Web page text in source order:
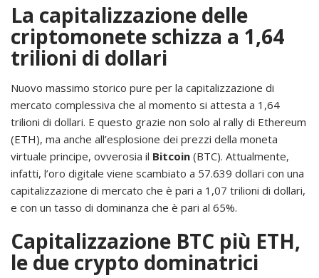
La capitalizzazione delle
criptomonete schizza a 1,64
trilioni di dollari
Nuovo massimo storico pure per la capitalizzazione di
mercato complessiva che al momento si attesta a 1,64
trilioni di dollari. E questo grazie non solo al rally di Ethereum
(ETH), ma anche all’esplosione dei prezzi della moneta
virtuale principe, ovverosia il Bitcoin (BTC). Attualmente,
infatti, l’oro digitale viene scambiato a 57.639 dollari con una
capitalizzazione di mercato che è pari a 1,07 trilioni di dollari,
e con un tasso di dominanza che è pari al 65%.
Capitalizzazione BTC più ETH,
le due crypto dominatrici